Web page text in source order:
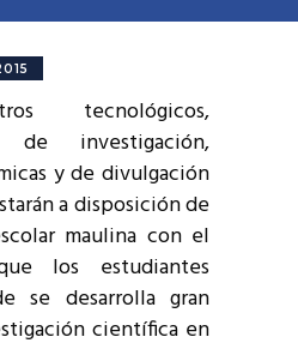
tecnológicos,
de investigación,
y de divulgación
a disposición de
maulina con el
los estudiantes
se desarrolla gran
científica en